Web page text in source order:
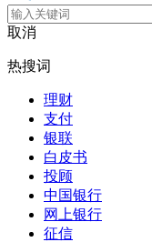
取消
热搜词
理财
支付
银联
白皮书
投顾
中国银行
网上银行
征信